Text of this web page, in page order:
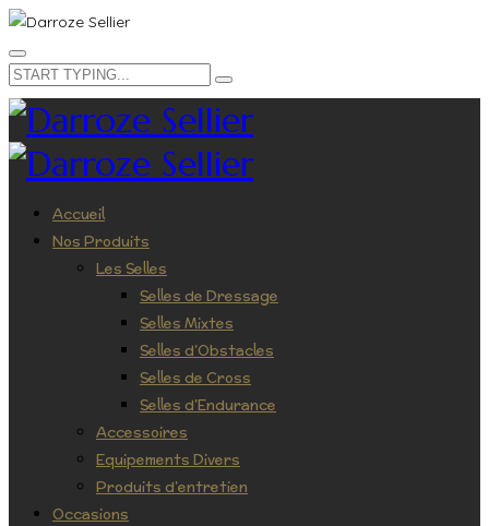
Accueil
Nos Produits
Les Selles
Selles de Dressage
Selles Mixtes
Selles d’Obstacles
Selles de Cross
Selles d’Endurance
Accessoires
Equipements Divers
Produits d’entretien
Occasions